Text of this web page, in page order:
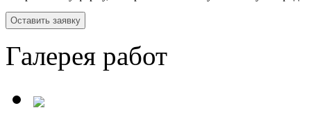
Оставить заявку
Галерея работ